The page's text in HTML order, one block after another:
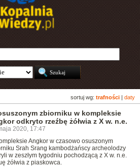
sortuj wg: trafności daty
zbiorniku w kompleksie
odkryto rzeźbę żółwia z X w. n.e.
2020, 17:47
Angkor w czasowo osuszonym
Srah Srang kambodżańscy archeolodzy
w zeszłym tygodniu pochodzącą z X w. n.e.
żółwia z piaskowca.